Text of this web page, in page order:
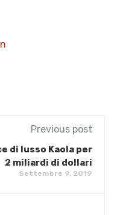
Previous post
di lusso Kaola per
2 miliardi di dollari
Settembre 9, 2019